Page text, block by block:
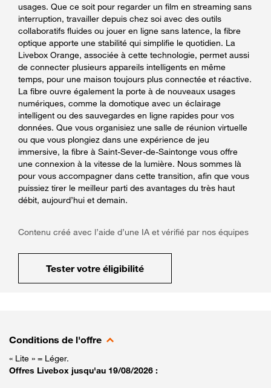
usages. Que ce soit pour regarder un film en streaming sans
interruption, travailler depuis chez soi avec des outils
collaboratifs fluides ou jouer en ligne sans latence, la fibre
optique apporte une stabilité qui simplifie le quotidien. La
Livebox Orange, associée à cette technologie, permet aussi
de connecter plusieurs appareils intelligents en même
temps, pour une maison toujours plus connectée et réactive.
La fibre ouvre également la porte à de nouveaux usages
numériques, comme la domotique avec un éclairage
intelligent ou des sauvegardes en ligne rapides pour vos
données. Que vous organisiez une salle de réunion virtuelle
ou que vous plongiez dans une expérience de jeu
immersive, la fibre à Saint-Sever-de-Saintonge vous offre
une connexion à la vitesse de la lumière. Nous sommes là
pour vous accompagner dans cette transition, afin que vous
puissiez tirer le meilleur parti des avantages du très haut
débit, aujourd’hui et demain.
Contenu créé avec l’aide d’une IA et vérifié par nos équipes
Tester votre éligibilité
Conditions de l'offre
« Lite » = Léger.
Offres Livebox jusqu'au 19/08/2026 :